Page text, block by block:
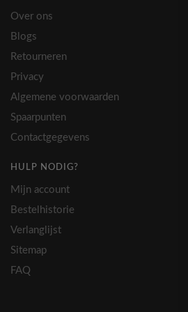
gekozen
worden
op
de
Over ons
Blogs
Retourneren
Privacy
Algemene voorwaarden
Spaarpunten
Contactgegevens
HULP NODIG?
Mijn account
Bestelhistorie
Verlanglijst
Sitemap
FAQ